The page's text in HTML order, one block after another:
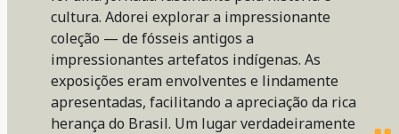
cultura. Adorei explorar a impressionante
coleção — de fósseis antigos a
impressionantes artefatos indígenas. As
exposições eram envolventes e lindamente
apresentadas, facilitando a apreciação da rica
herança do Brasil. Um lugar verdadeiramente